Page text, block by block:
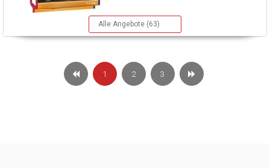
Alle Angebote (63)
1 2 3